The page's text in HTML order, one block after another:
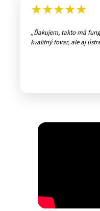
★★★★★
Ďakujem, takto má
kvalitný tovar, ale aj